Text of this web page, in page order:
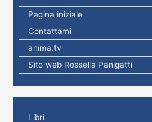
:
Pagina iniziale
Contattami
anima.tv
Sito web Rossella Panigatti
Libri